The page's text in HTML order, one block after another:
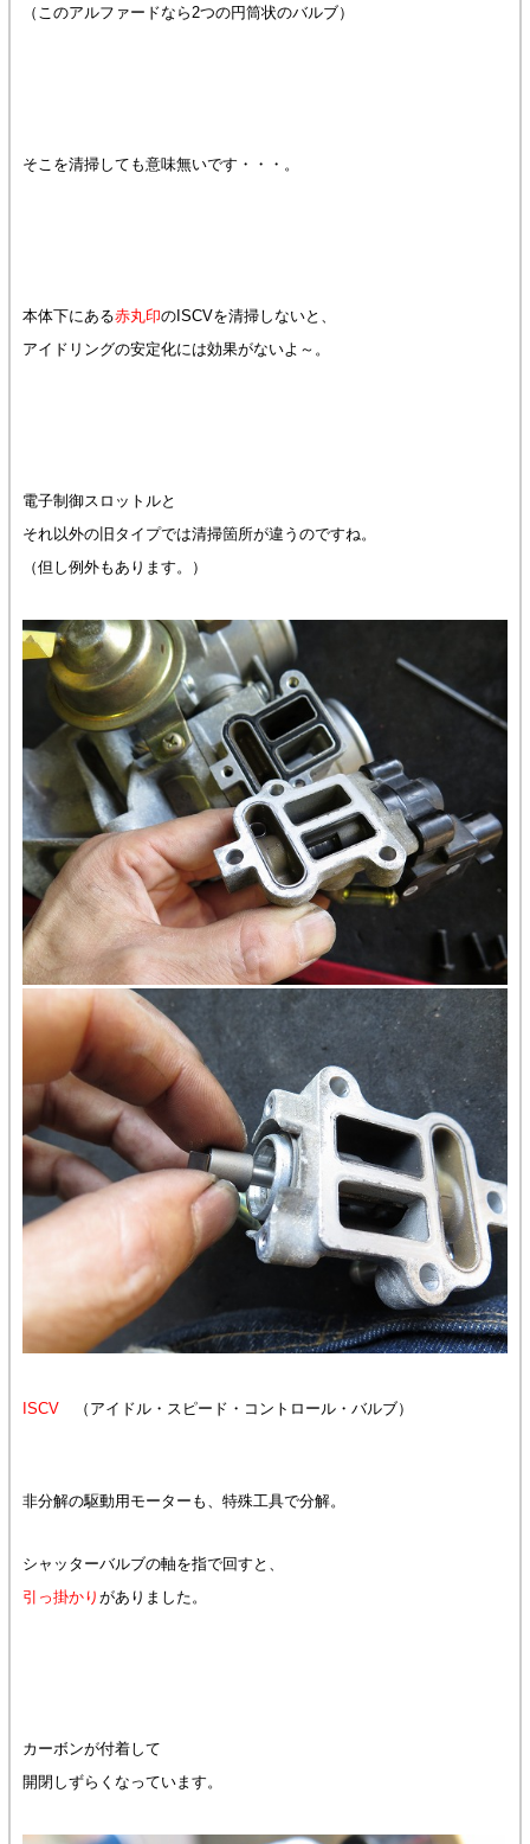
（このアルファードなら2つの円筒状のバルブ）
そこを清掃しても意味無いです・・・。
本体下にある赤丸印のISCVを清掃しないと、
アイドリングの安定化には効果がないよ～。
電子制御スロットルと
それ以外の旧タイプでは清掃箇所が違うのですね。
（但し例外もあります。）
ISCV （アイドル・スピード・コントロール・バルブ）
非分解の駆動用モーターも、特殊工具で分解。
シャッターバルブの軸を指で回すと、
引っ掛かり がありました。
カーボンが付着して
開閉しずらくなっています。